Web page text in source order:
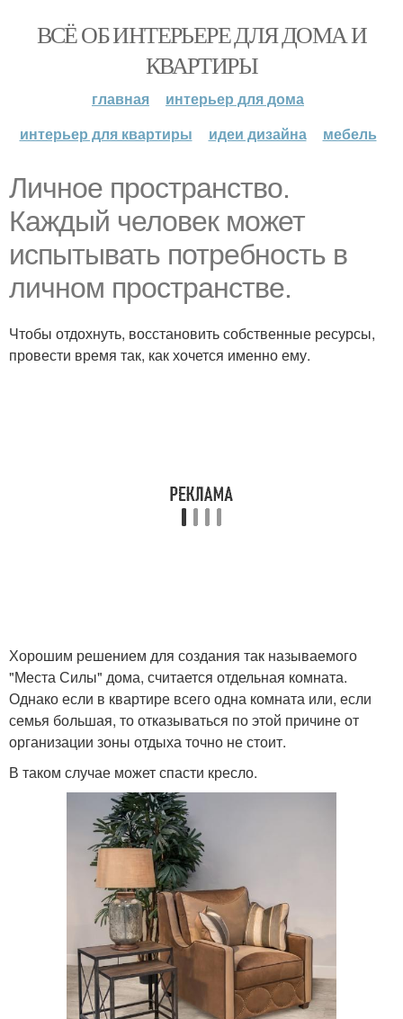
ВСЁ ОБ ИНТЕРЬЕРЕ ДЛЯ ДОМА И
КВАРТИРЫ
главная
интерьер для дома
интерьер для квартиры
идеи дизайна мебель
Личное пространство.
Каждый человек может
испытывать потребность в
личном пространстве.
Чтобы отдохнуть, восстановить собственные ресурсы,
провести время так, как хочется именно ему.
Хорошим решением для создания так называемого
"Места Силы" дома, считается отдельная комната.
Однако если в квартире всего одна комната или, если
семья большая, то отказываться по этой причине от
организации зоны отдыха точно не стоит.
В таком случае может спасти кресло.